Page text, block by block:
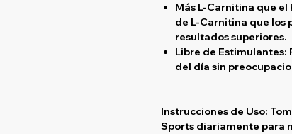
Más L-Carnitina que
de L-Carnitina que
resultados superiores.
Libre de
del día sin
Instrucciones de Uso:
Sports diariamente para